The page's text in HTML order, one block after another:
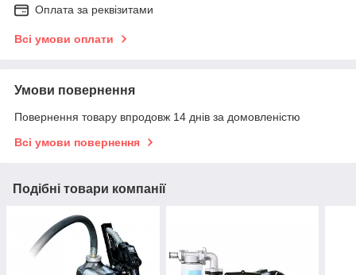
Оплата за реквізитами
Всі умови оплати
Умови повернення
Повернення товару впродовж 14 днів за домовленістю
Всі умови повернення
Подібні товари компанії